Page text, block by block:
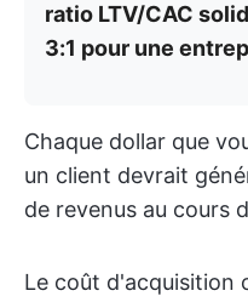
ratio LTV/CAC
3:1 pour une
Chaque dollar que
un client devrait
de revenus au cours
Le coût d'acquisition